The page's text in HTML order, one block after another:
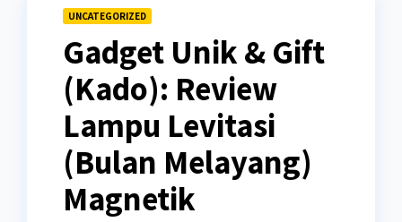
UNCATEGORIZED
Gadget Unik & Gift
(Kado): Review
Lampu Levitasi
(Bulan Melayang)
Magnetik